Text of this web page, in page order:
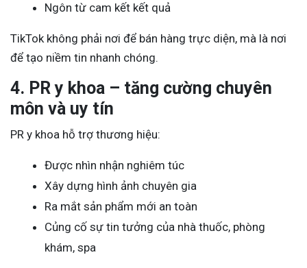
Ngôn từ cam kết kết quả
TikTok không phải nơi để bán hàng trực diện, mà là nơi
để tạo niềm tin nhanh chóng.
4. PR y khoa – tăng cường chuyên
môn và uy tín
PR y khoa hỗ trợ thương hiệu:
Được nhìn nhận nghiêm túc
Xây dựng hình ảnh chuyên gia
Ra mắt sản phẩm mới an toàn
Củng cố sự tin tưởng của nhà thuốc, phòng
khám, spa